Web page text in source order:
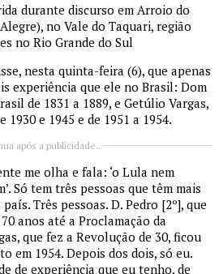
durante discurso em Arroio do
no Vale do Taquari, região
no Rio Grande do Sul
nesta quinta-feira (6), que apenas
experiência que ele no Brasil: Dom
de 1831 a 1889, e Getúlio Vargas,
e 1945 e de 1951 a 1954.
após a publicidade..
me olha e fala: ‘o Lula nem
Só tem três pessoas que têm mais
Três pessoas. D. Pedro [2º], que
anos até a Proclamação da
que fez a Revolução de 30, ficou
em 1954. Depois dos dois, só eu.
de experiência que eu tenho, de